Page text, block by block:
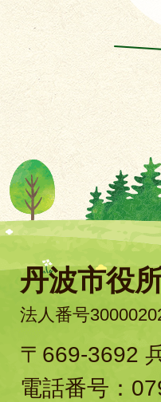
丹波市役
法人番号
〒669-3692
電話番号：